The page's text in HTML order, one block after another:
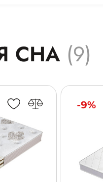
СНА (9)
-9%